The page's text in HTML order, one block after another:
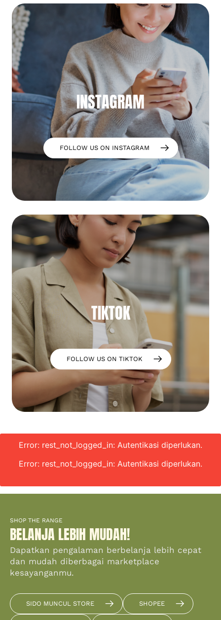
INSTAGRAM
FOLLOW US ON INSTAGRAM
TIKTOK
FOLLOW US ON TIKTOK
Error: rest_not_logged_in: Autentikasi diperlukan.
Error: rest_not_logged_in: Autentikasi diperlukan.
SHOP THE RANGE
BELANJA LEBIH MUDAH!
Dapatkan pengalaman berbelanja lebih cepat
dan mudah diberbagai marketplace
kesayanganmu.
SIDO MUNCUL STORE SHOPEE